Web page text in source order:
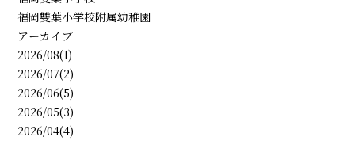
福岡雙葉小学校附属幼稚園
アーカイブ
2026/08(1)
2026/07(2)
2026/06(5)
2026/05(3)
2026/04(4)